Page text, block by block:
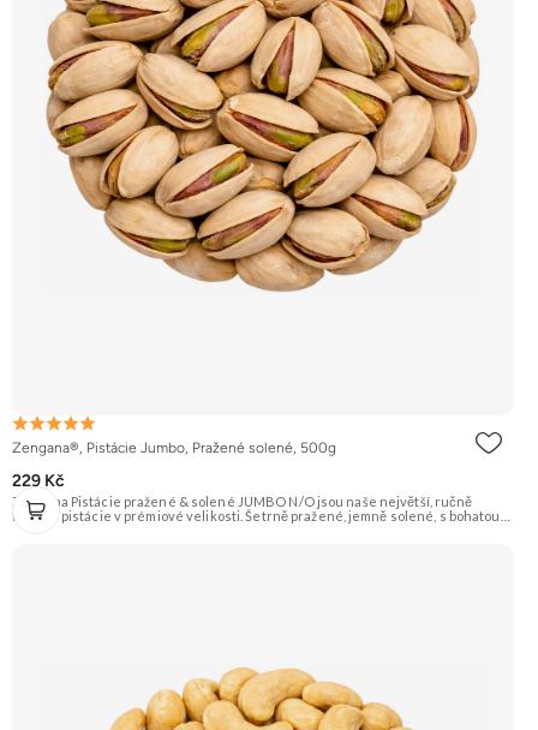
Zengana®, Pistácie Jumbo, Pražené solené, 500g
229 Kč
Zengana Pistácie pražené & solené JUMBO N/O jsou naše největší, ručně
tříděné pistácie v prémiové velikosti. Šetrně pražené, jemně solené, s bohatou